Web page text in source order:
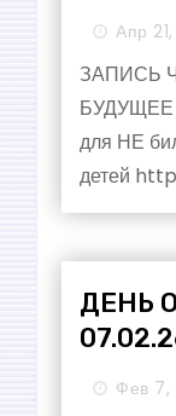
Апр
ЗАПИСЬ
БУДУЩЕЕ
для НЕ
детей
ДЕНЬ
Фев 7,